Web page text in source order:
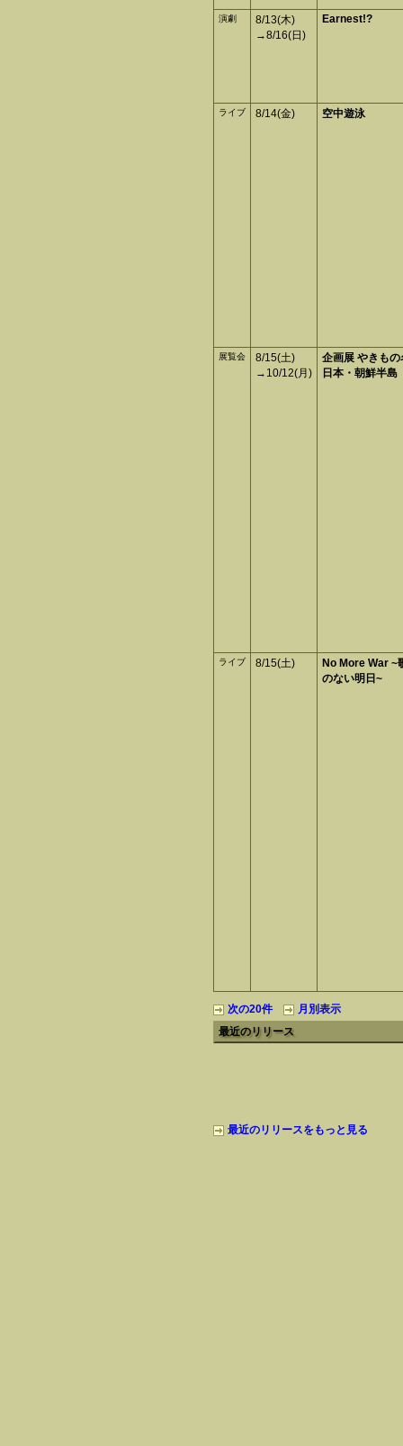
演劇
8/13(木)
→8/16(日)
Earnest!?
ライブ 8/14(金) 空中遊泳
展覧会
8/15(土)
→10/12(月)
企画展 やきも
日本・朝鮮半島
ライブ 8/15(土)
No More War ~
のない明日~
次の20件
月別表示
最近のリリース
最近のリリースをもっと見る